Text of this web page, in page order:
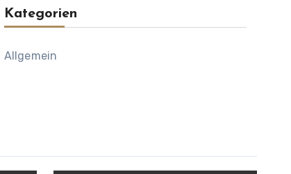
Kategorien
Allgemein